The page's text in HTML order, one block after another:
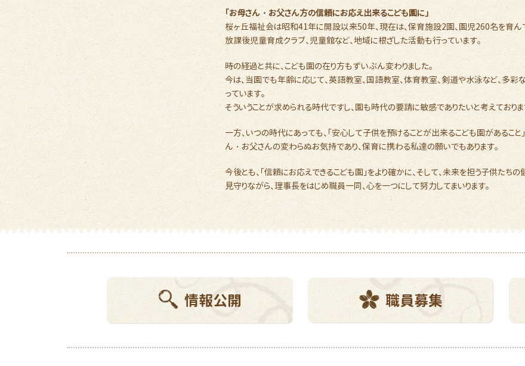
「お母さん・お父さん方の信頼にお応え出来るこども園に」
桜ヶ丘福祉会は昭和41年に開設以来50年、現在は、保育施設2園、園児260名を育んで
放課後児童育成クラブ、児童館など、地域に根ざした活動も行っています。
時の経過と共に、こども園の在り方もずいぶん変わりました。
今は、当園でも年齢に応じて、英語教室、国語教室、体育教室、剣道や水泳など、多彩
っています。
そういうことが求められる時代ですし、園も時代の要請に敏感でありたいと考えておりま
一方、いつの時代にあっても、「安心して子供を預けることが出来るこども園があること
ん・お父さんの変わらぬお気持であり、保育に携わる私達の願いでもあります。
今後とも、「信頼にお応えできるこども園」をより確かに、そして、未来を担う子供たち
見守りながら、理事長をはじめ職員一同、心を一つにして努力してまいります。
情報公開 職員募集